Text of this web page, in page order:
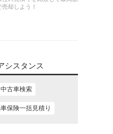
売却しよう！
シスタンス
中古車検索
保険一括見積り